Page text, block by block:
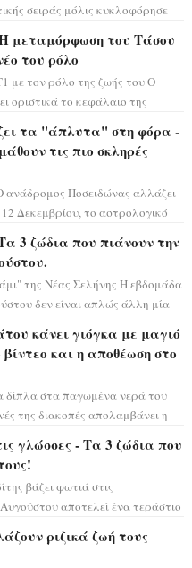
σειράς μόλις κυκλοφόρησε
μεταμόρφωση του Τάσου
του ρόλο
με τον ρόλο της ζωής του Ο
οριστικά το κεφάλαιο της
τα "άπλυτα" στη φόρα -
τις πιο σκληρές
Ποσειδώνας αλλάζει
Δεκεμβρίου, το αστρολογικό
3 ζώδια που πιάνουν την
της Νέας Σελήνης Η εβδομάδα
δεν είναι απλώς άλλη μία
κάνει γιόγκα με μαγιό
και η αποθέωση στο
δίπλα στα παγωμένα νερά του
της διακοπές απολαμβάνει η
γλώσσες - Τα 3 ζώδια που
βάζει φωτιά στις
αποτελεί ένα τεράστιο
ριζικά ζωή τους